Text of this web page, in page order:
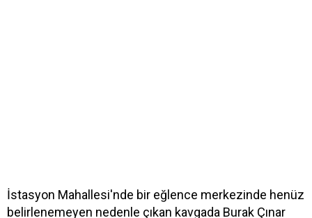
İstasyon Mahallesi'nde bir eğlence merkezinde henüz
belirlenemeyen nedenle çıkan kavgada Burak Çınar